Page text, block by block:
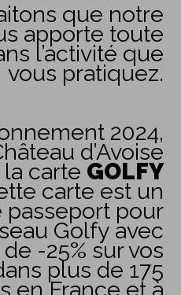
que notre
apporte toute
l’activité que
vous pratiquez.
2024,
d’Avoise
carte GOLFY
carte est un
passeport pour
Golfy avec
-25% sur vos
plus de 175